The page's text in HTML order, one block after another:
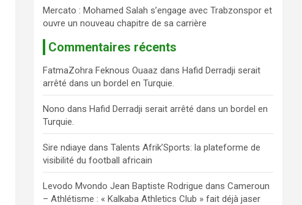
Mercato : Mohamed Salah s’engage avec Trabzonspor et
ouvre un nouveau chapitre de sa carrière
Commentaires récents
FatmaZohra Feknous Ouaaz dansHafid Derradji serait
arrêté dans un bordel en Turquie.
Nono dansHafid Derradji serait arrêté dans un bordel en
Turquie.
Sire ndiaye dansTalents Afrik’Sports: la plateforme de
visibilité du football africain
Levodo Mvondo Jean Baptiste Rodrigue dansCameroun
– Athlétisme : « Kalkaba Athletics Club » fait déjà jaser